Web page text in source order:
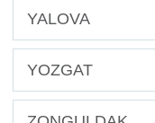
YALOVA
YOZGAT